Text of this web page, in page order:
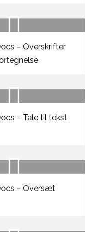
– Overskrifter
– Tale til tekst
– Oversæt